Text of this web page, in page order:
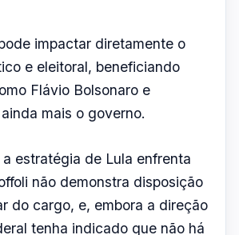
ainda está longe de ser